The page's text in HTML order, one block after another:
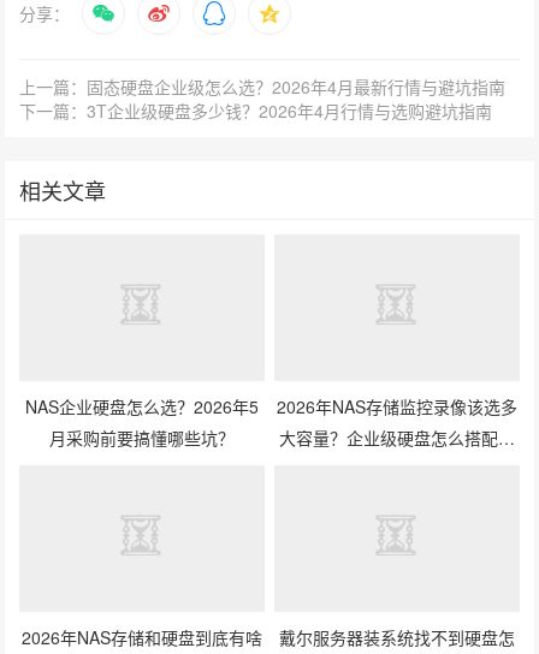
分享：
上一篇：固态硬盘企业级怎么选？2026年4月最新行情与避坑指南
下一篇：3T企业级硬盘多少钱？2026年4月行情与选购避坑指南
相关文章
NAS企业硬盘怎么选？2026年5
月采购前要搞懂哪些坑？
2026年NAS存储监控录像该选多
大容量？企业级硬盘怎么搭配才
2026年NAS存储和硬盘到底有啥 戴尔服务器装系统找不到硬盘怎